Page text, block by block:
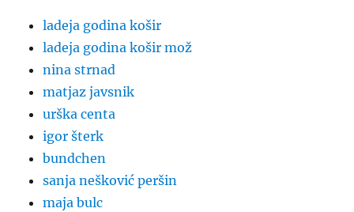
ladeja godina košir
ladeja godina košir mož
nina strnad
matjaz javsnik
urška centa
igor šterk
bundchen
sanja nešković peršin
maja bulc